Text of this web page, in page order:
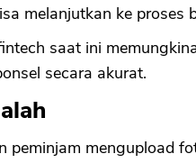
melanjutkan ke proses
saat ini
secara akurat.
peminjam mengupload